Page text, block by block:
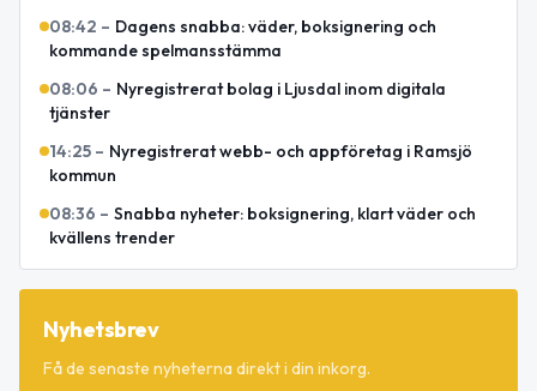
08:42 – Dagens snabba: väder, boksignering och
kommande spelmansstämma
08:06 – Nyregistrerat bolag i Ljusdal inom digitala
tjänster
14:25 – Nyregistrerat webb- och appföretag i Ramsjö
kommun
08:36 – Snabba nyheter: boksignering, klart väder och
kvällens trender
Nyhetsbrev
Få de senaste nyheterna direkt i din inkorg.